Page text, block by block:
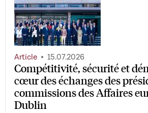
Compétitivité, sécurité et
cœur des échanges des
commissions des Affaires
Dublin
Article 15.07.2026